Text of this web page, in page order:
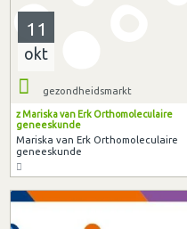
11
okt
gezondheidsmarkt
z Mariska van Erk Orthomoleculaire
geneeskunde
Mariska van Erk Orthomoleculaire
geneeskunde